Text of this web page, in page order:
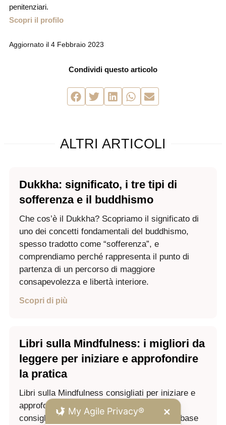
penitenziari.
Scopri il profilo
Aggiornato il 4 Febbraio 2023
Condividi questo articolo
ALTRI ARTICOLI
Dukkha: significato, i tre tipi di
sofferenza e il buddhismo
Che cos’è il Dukkha? Scopriamo il significato di
uno dei concetti fondamentali del buddhismo,
spesso tradotto come “sofferenza”, e
comprendiamo perché rappresenta il punto di
partenza di un percorso di maggiore
consapevolezza e libertà interiore.
Scopri di più
Libri sulla Mindfulness: i migliori da
leggere per iniziare e approfondire
la pratica
Libri sulla Mindfulness consigliati per iniziare e
approfondire la pratica. Scopri recensioni,
consigli di lettura e quale libro scegliere in base
My Agile Privacy® ✕